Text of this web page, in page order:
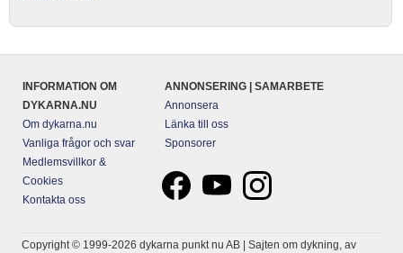
INFORMATION OM
DYKARNA.NU
Om dykarna.nu
Vanliga frågor och svar
Medlemsvillkor &
Cookies
Kontakta oss
ANNONSERING | SAMARBETE
Annonsera
Länka till oss
Sponsorer
Copyright © 1999-2026 dykarna punkt nu AB | Sajten om dykning, av